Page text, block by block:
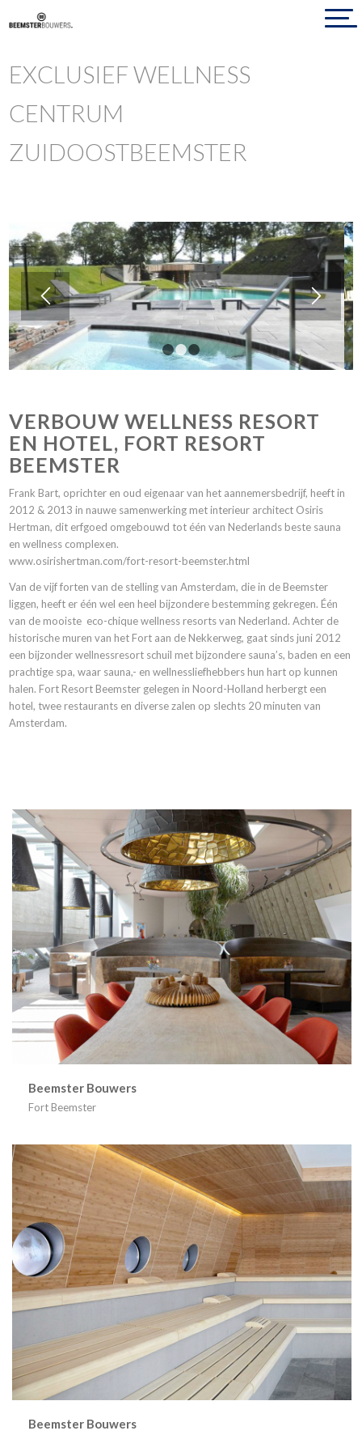
EXCLUSIEF WELLNESS
CENTRUM
ZUIDOOSTBEEMSTER
1 2 3
VERBOUW WELLNESS RESORT
EN HOTEL, FORT RESORT
BEEMSTER
Frank Bart, oprichter en oud eigenaar van het aannemersbedrijf, heeft in
2012 & 2013 in nauwe samenwerking met interieur architect Osiris
Hertman, dit erfgoed omgebouwd tot één van Nederlands beste sauna
en wellness complexen.
www.osirishertman.com/fort-resort-beemster.html
Van de vijf forten van de stelling van Amsterdam, die in de Beemster
liggen, heeft er één wel een heel bijzondere bestemming gekregen. Één
van de mooiste eco-chique wellness resorts van Nederland. Achter de
historische muren van het Fort aan de Nekkerweg, gaat sinds juni 2012
een bijzonder wellnessresort schuil met bijzondere sauna’s, baden en een
prachtige spa, waar sauna,- en wellnessliefhebbers hun hart op kunnen
halen. Fort Resort Beemster gelegen in Noord-Holland herbergt een
hotel, twee restaurants en diverse zalen op slechts 20 minuten van
Amsterdam.
Beemster Bouwers
Fort Beemster
Beemster Bouwers